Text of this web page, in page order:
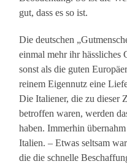
gut, dass es so ist.
Die deutschen
einmal mehr ihr hässliches
sonst als die guten
reinem Eigennutz eine
Die Italiener, die zu dieser
betroffen waren, werden
haben. Immerhin
Italien. – Etwas seltsam
die die schnelle